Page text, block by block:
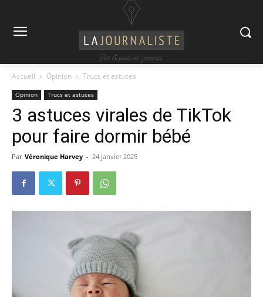
Accueil Opinion Trucs et astuces
Opinion Trucs et astuces
3 astuces virales de TikTok
pour faire dormir bébé
Par Véronique Harvey - 24 janvier 2025